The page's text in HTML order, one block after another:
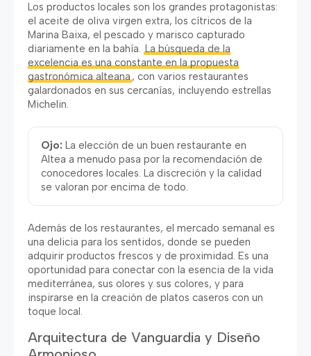
Los productos locales son los grandes protagonistas:
el aceite de oliva virgen extra, los cítricos de la
Marina Baixa, el pescado y marisco capturado
diariamente en la bahía. La búsqueda de la
excelencia es una constante en la propuesta
gastronómica alteana, con varios restaurantes
galardonados en sus cercanías, incluyendo estrellas
Michelin.
Ojo: La elección de un buen restaurante en
Altea a menudo pasa por la recomendación de
conocedores locales. La discreción y la calidad
se valoran por encima de todo.
Además de los restaurantes, el mercado semanal es
una delicia para los sentidos, donde se pueden
adquirir productos frescos y de proximidad. Es una
oportunidad para conectar con la esencia de la vida
mediterránea, sus olores y sus colores, y para
inspirarse en la creación de platos caseros con un
toque local .
Arquitectura de Vanguardia y Diseño